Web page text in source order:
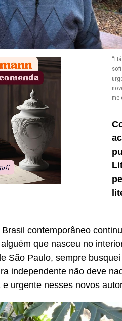
me
contemporâneo
que nasceu no
São Paulo, sempre
independente não deve
urgente nesses novos